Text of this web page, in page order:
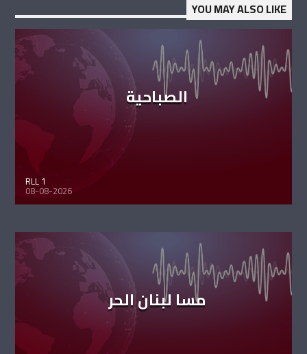
YOU MAY ALSO LIKE
الصباحية
RLL 1
08-08-2026
مسا لبنان الحر